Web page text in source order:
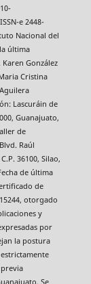
e 2448-
Nacional del
última
González
Cristina
Lascuráin de
Guanajuato,
de
Raúl
36100, Silao,
de última
de
otorgado
y
por
la postura
Se